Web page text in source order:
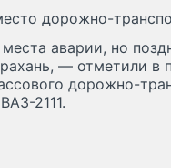
дорожно-
аварии, но
— отметили в
дорожно-
2111.